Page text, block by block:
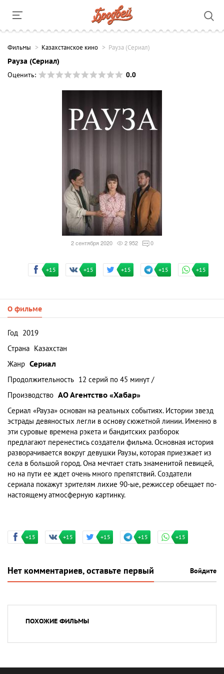
Фильмы Казахстанское кино Рауза (Сериал)
Рауза (Сериал)
Оценить:
0.0
2 сентября 2020 2 952 0
+15 +15 +15 +15 +15
О фильме
Год 2019
Страна Казахстан
Жанр Сериал
Продолжительность 12 серий по 45 минут /
Производство АО Агентство «Хабар»
Сериал «Рауза» основан на реальных событиях. Истории звезд
эстрады девяностых легли в основу сюжетной линии. Именно в
эти суровые времена рэкета и бандитских разборок
предлагают перенестись создатели фильма. Основная история
разворачивается вокруг девушки Раузы, которая приезжает из
села в большой город. Она мечтает стать знаменитой певицей,
но на пути ее ждет очень много препятствий. Создатели
сериала покажут зрителям лихие 90-ые, режиссер обещает по-
настоящему атмосферную картинку.
+15 +15 +15 +15 +15
Нет комментариев, оставьте первый Войдите
ПОХОЖИЕ ФИЛЬМЫ